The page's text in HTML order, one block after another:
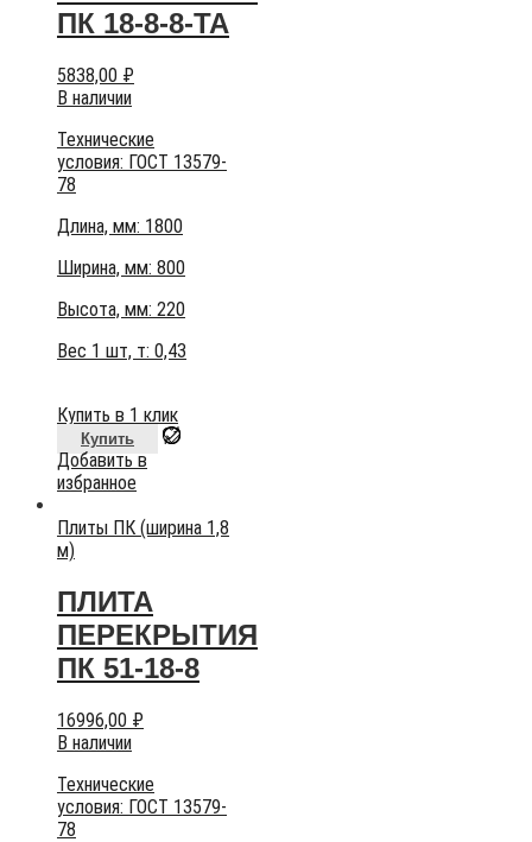
ПК 18-8-8-ТА
5838,00 ₽
В наличии
Технические
условия: ГОСТ 13579-
78
Длина, мм: 1800
Ширина, мм: 800
Высота, мм: 220
Вес 1 шт, т: 0,43
Купить в 1 клик
Купить
Добавить в
избранное
Плиты ПК (ширина 1,8
м)
ПЛИТА
ПЕРЕКРЫТИЯ
ПК 51-18-8
16996,00 ₽
В наличии
Технические
условия: ГОСТ 13579-
78